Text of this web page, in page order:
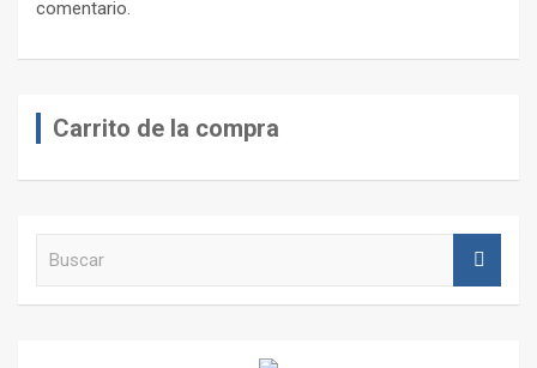
comentario.
Carrito de la compra